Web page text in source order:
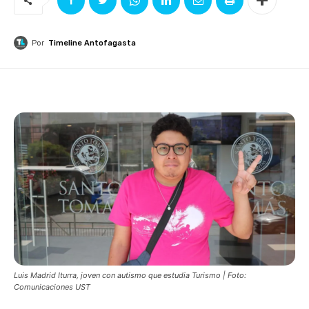
Por Timeline Antofagasta
Luis Madrid Iturra, joven con autismo que estudia Turismo | Foto:
Comunicaciones UST